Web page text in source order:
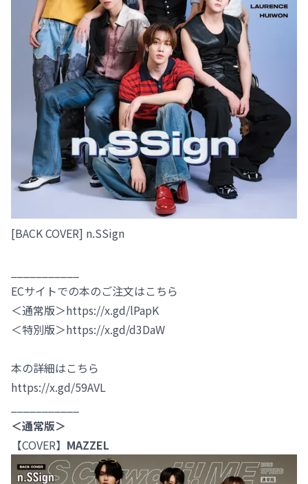
[BACK COVER] n.SSign
ECサイトでの本のご注文はこちら
＜通常版＞https://x.gd/lPapK
＜特別版＞https://x.gd/d3DaW
本の詳細はこちら
https://x.gd/59AVL
＜通常版＞
【COVER】 MAZZEL